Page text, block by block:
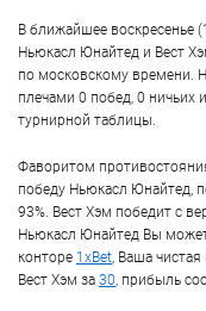
В ближайшее воскресенье
Ньюкасл Юнайтед и Вест
по московскому времени.
плечами 0 побед, 0 ничьих
турнирной таблицы.
Фаворитом
победу Ньюкасл Юнайтед,
93%. Вест Хэм победит с
Ньюкасл Юнайтед Вы
конторе 1xBet, Ваша
Вест Хэм за 30, прибыль